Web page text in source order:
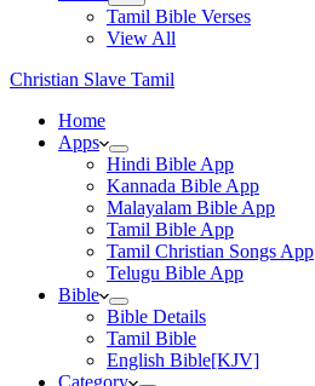
Tamil Bible Verses
View All
Christian Slave Tamil
Home
Apps
Hindi Bible App
Kannada Bible App
Malayalam Bible App
Tamil Bible App
Tamil Christian Songs App
Telugu Bible App
Bible
Bible Details
Tamil Bible
English Bible[KJV]
Category